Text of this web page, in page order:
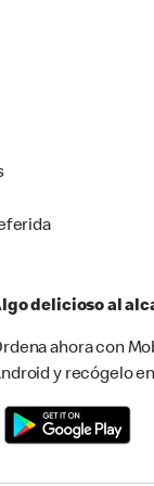
delicioso al
ahora con
y recógelo